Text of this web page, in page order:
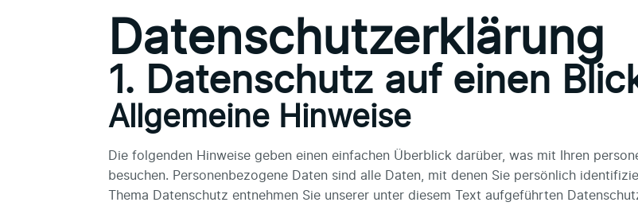
Datenschutz­erklärung
1. Datenschutz auf einen
Allgemeine Hinweise
Die folgenden Hinweise geben einen einfachen Überblick darüber, was mit Ihren
besuchen. Personenbezogene Daten sind alle Daten, mit denen Sie persönlich
Thema Datenschutz entnehmen Sie unserer unter diesem Text aufgeführten